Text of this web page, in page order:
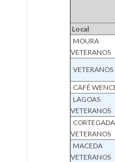
Local
MOURA
VETERANOS
VETERANOS
CAFÉ
LAGOAS
VETERANOS
CORTEGADA
VETERANOS
MACEDA
VETERANOS